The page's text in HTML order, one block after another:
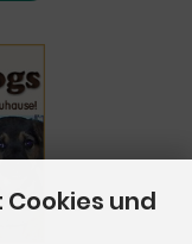
und